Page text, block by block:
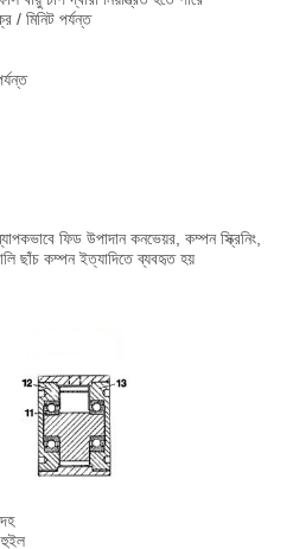
/ মিনিট পর্যন্ত
ফিড উপাদান কনভেয়র, কম্পন স্ক্রিনিং,
ছাঁচ কম্পন ইত্যাদিতে ব্যবহৃত হয়
হুইল